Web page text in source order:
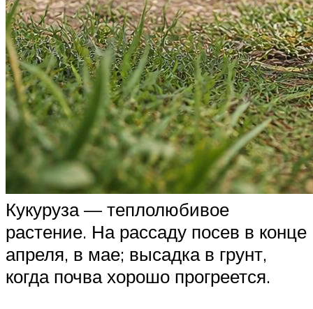
Кукуруза — теплолюбивое
растение. На рассаду посев в конце
апреля, в мае; высадка в грунт,
когда почва хорошо прогреется.